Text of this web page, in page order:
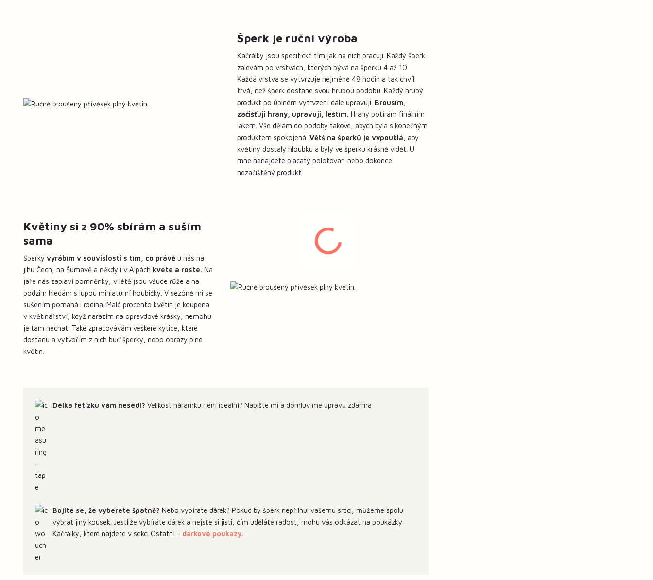
Šperk je ruční výroba
Kačrálky jsou specifické tím jak na nich pracuji. Každý šperk
zalévám po vrstvách, kterých bývá na šperku 4 až 10.
Každá vrstva se vytvrzuje nejméně 48 hodin a tak chvíli
trvá, než šperk dostane svou hrubou podobu. Každý hrubý
produkt po úplném vytrvzení dále upravuji. Brousím,
začišťuji hrany, upravuji, leštím. Hrany potírám finálním
lakem. Vše dělám do podoby takové, abych byla s konečným
produktem spokojená. Většina šperků je vypouklá,
aby
květiny dostaly hloubku a byly ve šperku krásně vidět. U
mne nenajdete placatý polotovar, nebo dokonce
nezačištěný produkt
Květiny si z 90% sbírám a suším
sama
Šperky vyrábím v souvislosti s tím, co právě u nás na
jihu Čech, na Šumavě a někdy i v Alpách kvete a roste. Na
jaře nás zaplaví pomněnky, v létě jsou všude růže a na
podzim hledám s lupou miniaturní houbičky. V sezóně mi se
sušením pomáhá i rodina. Malé procento květin je koupena
v květinářství, když narazím na opravdové krásky, nemohu
je tam nechat. Také zpracovávám veškeré kytice, které
dostanu a vytvořím z nich buď šperky, nebo obrazy plné
květin.
Délka řetízku vám nesedí? Velikost náramku není ideální? Napište mi a domluvíme úpravu zdarma
Bojíte se, že vyberete špatně? Nebo vybíráte dárek? Pokud by šperk nepřilnul vašemu srdci, můžeme spolu
vybrat jiný kousek. Jestliže vybíráte dárek a nejste si jisti, čím uděláte radost, mohu vás odkázat na poukázky
Kačrálky, které najdete v sekci Ostatní - dárkové poukazy.